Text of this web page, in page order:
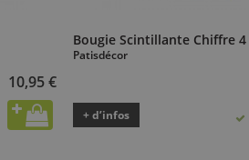
10,95 €
Bougie Scintillante Chiffre 4
Patisdécor
+ d’infos